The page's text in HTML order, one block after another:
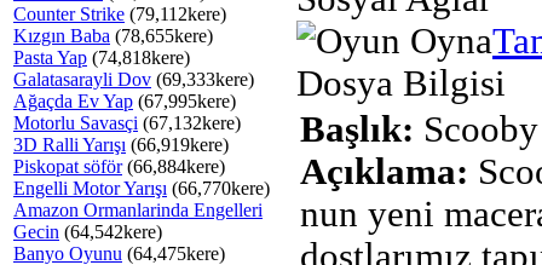
Counter Strike (79,112kere)
Kızgın Baba (78,655kere)
Pasta Yap (74,818kere)
Galatasarayli Dov (69,333kere)
Ağaçda Ev Yap (67,995kere)
Motorlu Savasçi (67,132kere)
3D Ralli Yarışı (66,919kere)
Piskopat söför(66,884kere)
Engelli Motor Yarışı (66,770kere)
Amazon Ormanlarinda Engelleri
Gecin (64,542kere)
Banyo Oyunu (64,475kere)
Dosya Bilgisi
Başlık:
Açıklama:
nun yeni
dostlarımız